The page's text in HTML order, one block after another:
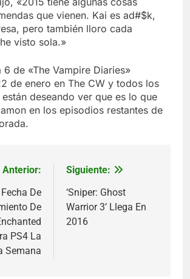
que vienen. Kai es ad#$k,
pero también lloro cada
visto sola.»
6 de «The Vampire Diaries»
de enero en The CW y todos los
deseando ver que es lo que
en los episodios restantes de
Anterior:
Fecha De
De
PS4 La
Semana
Siguiente:
‘Sniper: Ghost
Warrior 3’ Llega En
2016